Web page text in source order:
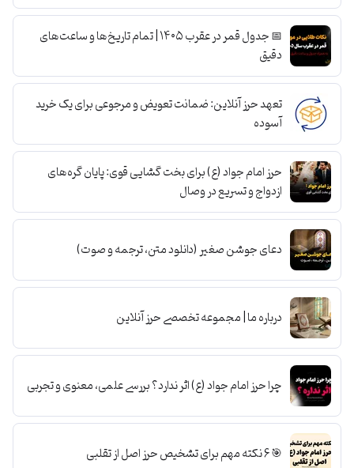
📅 جدول قمر در عقرب ۱۴۰۵ | تمام تاریخ‌ها و ساعت‌های
دقیق
تعهد حرز آنلاین: ضمانت تعویض و مرجوعی برای یک خرید
آسوده
حرز امام جواد (ع) برای بخت گشایی قوی: پایان گره‌های
ازدواج و تسریع در وصال
دعای جوشن صغیر (دانلود متن، ترجمه و صوت)
درباره ما | مجموعه تخصصی حرز آنلاین
چرا حرز امام جواد (ع) اثر ندارد؟ بررسی علمی، معنوی و تجربی
🎯 6 نکته مهم برای تشخیص حرز اصل از تقلبی